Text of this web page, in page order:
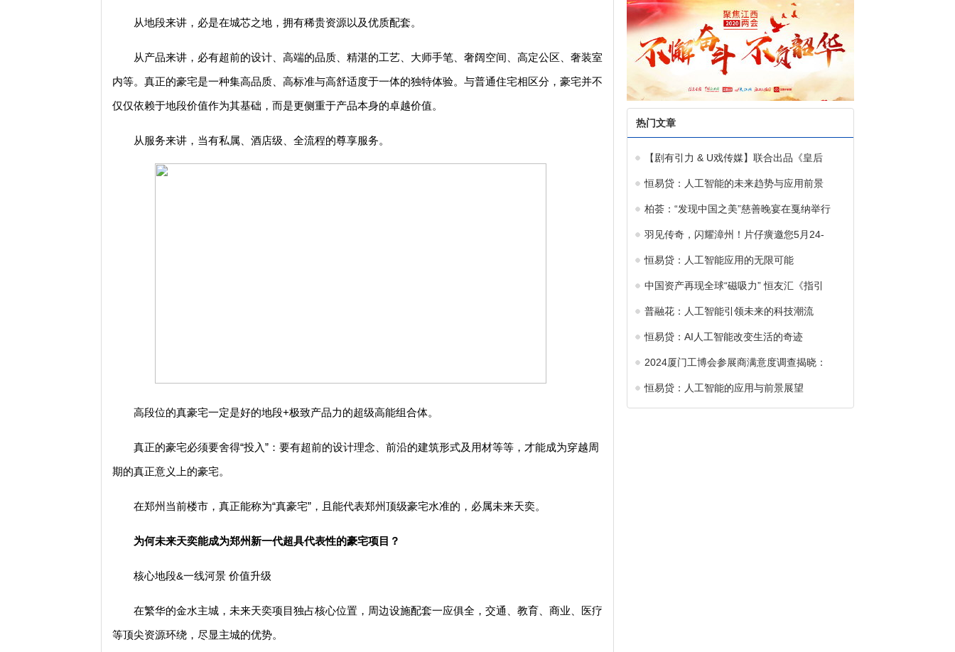
从地段来讲，必是在城芯之地，拥有稀贵资源以及优质配套。
从产品来讲，必有超前的设计、高端的品质、精湛的工艺、大师手笔、奢阔空间、高定公区、奢装室
内等。真正的豪宅是一种集高品质、高标准与高舒适度于一体的独特体验。与普通住宅相区分，豪宅并不
仅仅依赖于地段价值作为其基础，而是更侧重于产品本身的卓越价值。
从服务来讲，当有私属、酒店级、全流程的尊享服务。
高段位的真豪宅一定是好的地段+极致产品力的超级高能组合体。
真正的豪宅必须要舍得“投入”：要有超前的设计理念、前沿的建筑形式及用材等等，才能成为穿越周
期的真正意义上的豪宅。
在郑州当前楼市，真正能称为“真豪宅”，且能代表郑州顶级豪宅水准的，必属未来天奕。
为何未来天奕能成为郑州新一代超具代表性的豪宅项目？
核心地段&一线河景 价值升级
在繁华的金水主城，未来天奕项目独占核心位置，周边设施配套一应俱全，交通、教育、商业、医疗
等顶尖资源环绕，尽显主城的优势。
热门文章
【剧有引力 & U戏传媒】联合出品《皇后
恒易贷：人工智能的未来趋势与应用前景
柏荟：“发现中国之美”慈善晚宴在戛纳举行
羽见传奇，闪耀漳州！片仔癀邀您5月24-
恒易贷：人工智能应用的无限可能
中国资产再现全球“磁吸力” 恒友汇《指引
普融花：人工智能引领未来的科技潮流
恒易贷：AI人工智能改变生活的奇迹
2024厦门工博会参展商满意度调查揭晓：
恒易贷：人工智能的应用与前景展望